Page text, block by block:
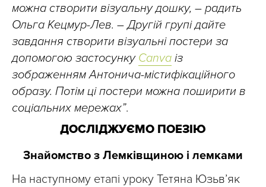
можна створити візуальну дошку, – радить
Ольга Кецмур-Лев. – Другій групі дайте
завдання створити візуальні постери за
допомогою застосунку Canva із
зображенням Антонича-містифікаційного
образу. Потім ці постери можна поширити в
соціальних мережах”.
ДОСЛІДЖУЄМО ПОЕЗІЮ
Знайомство з Лемківщиною і лемками
На наступному етапі уроку Тетяна Юзьв’як